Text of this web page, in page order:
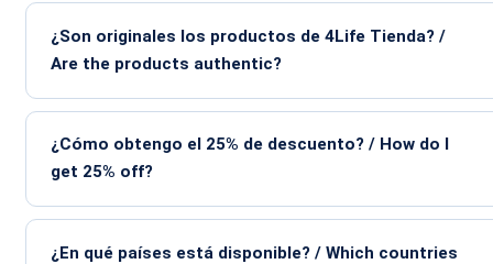
¿Son originales los productos de 4Life Tienda? /
Are the products authentic?
¿Cómo obtengo el 25% de descuento? / How do I
get 25% off?
¿En qué países está disponible? / Which countries